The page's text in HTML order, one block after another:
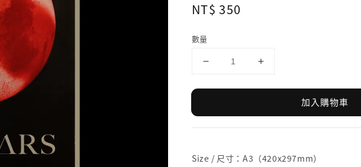
Regular
NT$ 350
數量
加入購物車
Size / 尺寸：A3（420x297mm）